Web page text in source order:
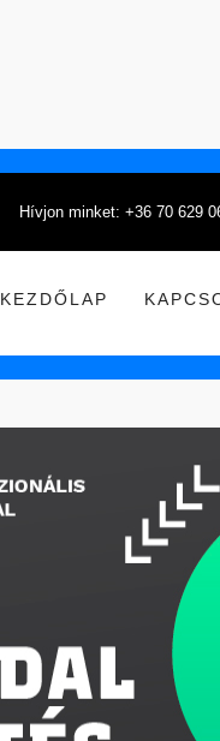
Hívjon minket: +36 70 629
KEZDŐLAP